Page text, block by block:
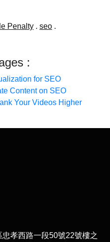
Penalty . seo .
:
for SEO
Content on SEO
Your Videos Higher
孝西路一段50號22號樓之